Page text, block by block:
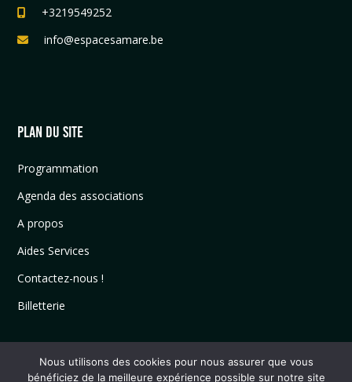
+3219549252
info@espacesamare.be
PLAN DU SITE
Programmation
Agenda des associations
A propos
Aides Services
Contactez-nous !
Billetterie
Nous utilisons des cookies pour nous assurer que vous
bénéficiez de la meilleure expérience possible sur notre site